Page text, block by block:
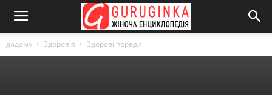
додому Здоров'я Здорові поради